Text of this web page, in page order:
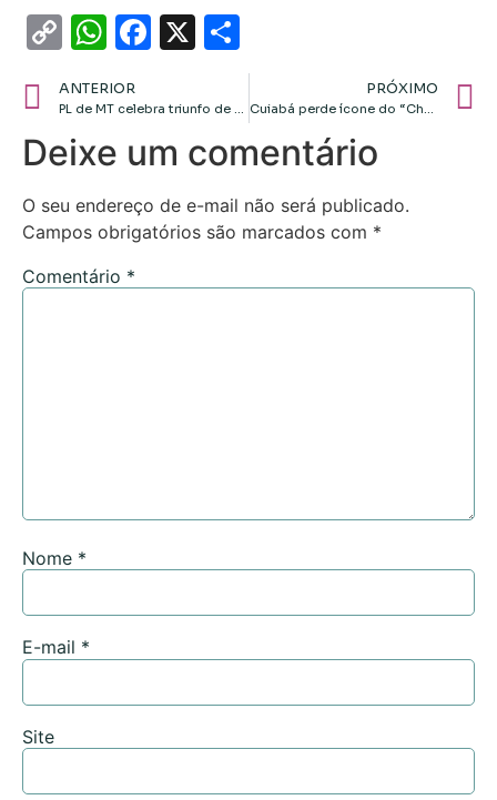
CopyWhatsApp
Facebook
X
ANTERIOR PRÓXIMO
Deixe um comentário
O seu endereço de e-mail não será publicado.
Campos obrigatórios são marcados com *
Comentário *
Nome *
E-mail *
Site